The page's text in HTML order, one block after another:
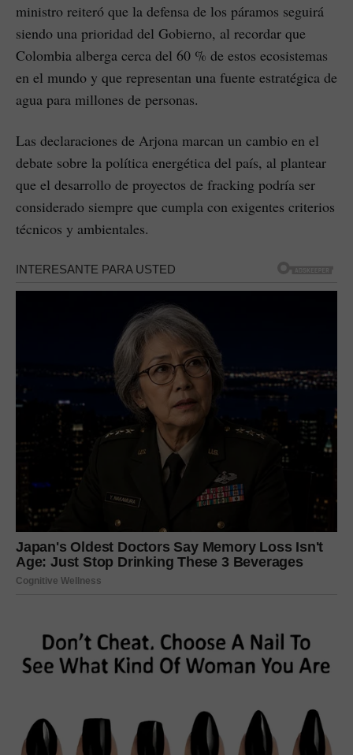
ministro reiteró que la defensa de los páramos seguirá
siendo una prioridad del Gobierno, al recordar que
Colombia alberga cerca del 60 % de estos ecosistemas
en el mundo y que representan una fuente estratégica de
agua para millones de personas.
Las declaraciones de Arjona marcan un cambio en el
debate sobre la política energética del país, al plantear
que el desarrollo de proyectos de fracking podría ser
considerado siempre que cumpla con exigentes criterios
técnicos y ambientales.